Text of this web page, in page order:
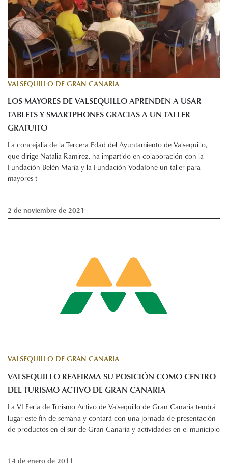
VALSEQUILLO DE GRAN CANARIA
LOS MAYORES DE VALSEQUILLO APRENDEN A USAR
TABLETS Y SMARTPHONES GRACIAS A UN TALLER
GRATUITO
La concejalía de la Tercera Edad del Ayuntamiento de Valsequillo,
que dirige Natalia Ramírez, ha impartido en colaboración con la
Fundación Belén María y la Fundación Vodafone un taller para
mayores t
2 de noviembre de 2021
VALSEQUILLO DE GRAN CANARIA
VALSEQUILLO REAFIRMA SU POSICIÓN COMO CENTRO
DEL TURISMO ACTIVO DE GRAN CANARIA
La VI Feria de Turismo Activo de Valsequillo de Gran Canaria tendrá
lugar este fin de semana y contará con una jornada de presentación
de productos en el sur de Gran Canaria y actividades en el municipio
14 de enero de 2011